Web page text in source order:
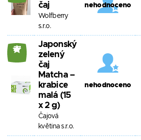
čaj
Wolfberry
s.r.o.
nehodnoceno
27
Japonský
zelený
čaj
Matcha –
krabice
malá (15
x 2 g)
Čajová
květina s.r.o.
nehodnoceno